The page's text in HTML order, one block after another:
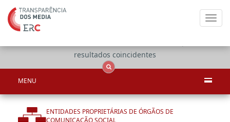
resultados coincidentes
MENU
ENTIDADES PROPRIETÁRIAS DE ÓRGÃOS DE
COMUNICAÇÃO SOCIAL